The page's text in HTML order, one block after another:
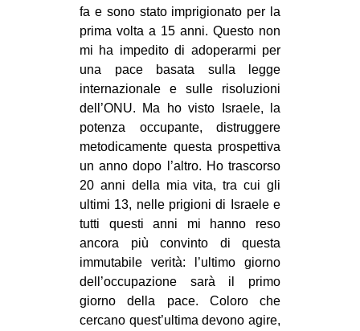
fa e sono stato imprigionato per la
prima volta a 15 anni. Questo non
mi ha impedito di adoperarmi per
una pace basata sulla legge
internazionale e sulle risoluzioni
dell’ONU. Ma ho visto Israele, la
potenza occupante, distruggere
metodicamente questa prospettiva
un anno dopo l’altro. Ho trascorso
20 anni della mia vita, tra cui gli
ultimi 13, nelle prigioni di Israele e
tutti questi anni mi hanno reso
ancora più convinto di questa
immutabile verità: l’ultimo giorno
dell’occupazione sarà il primo
giorno della pace. Coloro che
cercano quest’ultima devono agire,